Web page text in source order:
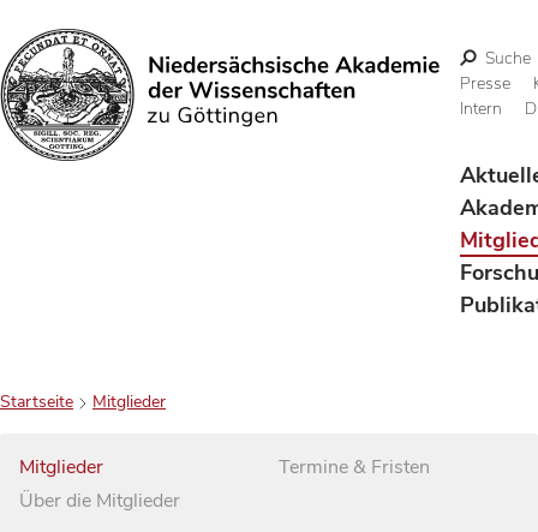
Suchen
Suche
Presse
Intern
Startseite Mitglieder
Mitglieder
Über die Mitglieder
Termine & Fristen